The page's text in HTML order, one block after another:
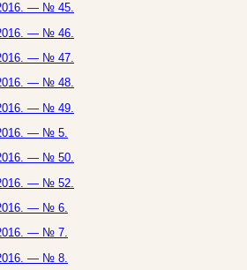
— № 45.
— № 46.
— № 47.
— № 48.
— № 49.
— № 5.
— № 50.
— № 52.
— № 6.
— № 7.
— № 8.